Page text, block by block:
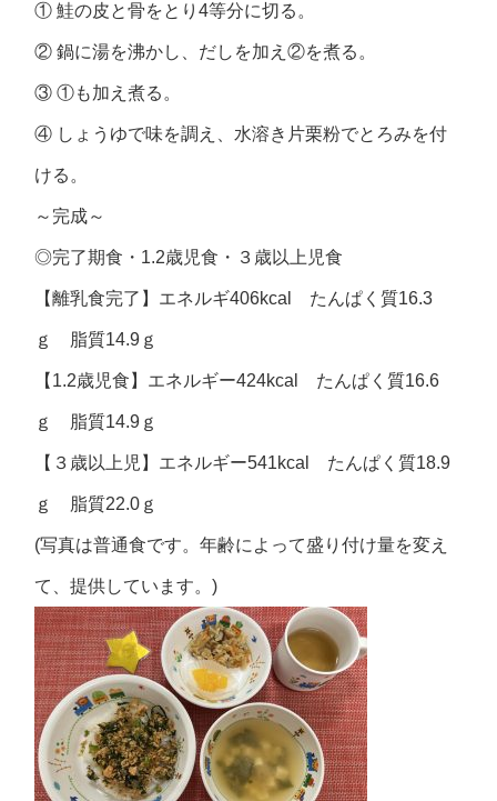
① 鮭の皮と骨をとり4等分に切る。
② 鍋に湯を沸かし、だしを加え②を煮る。
③ ①も加え煮る。
④ しょうゆで味を調え、水溶き片栗粉でとろみを付
ける。
～完成～
◎完了期食・1.2歳児食・３歳以上児食
【離乳食完了】エネルギ406kcal たんぱく質16.3
ｇ 脂質14.9ｇ
【1.2歳児食】エネルギー424kcal たんぱく質16.6
ｇ 脂質14.9ｇ
【３歳以上児】エネルギー541kcal たんぱく質18.9
ｇ 脂質22.0ｇ
(写真は普通食です。年齢によって盛り付け量を変え
て、提供しています。)